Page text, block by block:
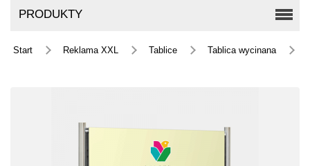
PRODUKTY
Start Reklama XXL Tablice Tablica wycinana